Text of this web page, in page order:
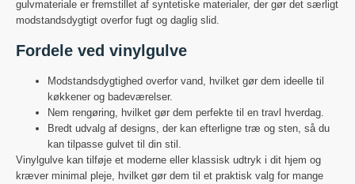
gulvmateriale er fremstillet af syntetiske materialer, der gør det særligt
modstandsdygtigt overfor fugt og daglig slid.
Fordele ved vinylgulve
Modstandsdygtighed overfor vand, hvilket gør dem ideelle til
køkkener og badeværelser.
Nem rengøring, hvilket gør dem perfekte til en travl hverdag.
Bredt udvalg af designs, der kan efterligne træ og sten, så du
kan tilpasse gulvet til din stil.
Vinylgulve kan tilføje et moderne eller klassisk udtryk i dit hjem og
kræver minimal pleje, hvilket gør dem til et praktisk valg for mange